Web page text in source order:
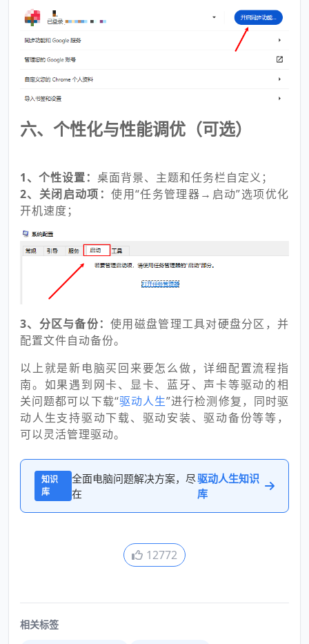
六、个性化与性能调优（可选）
1、个性设置： 桌面背景、主题和任务栏自定义；
2、关闭启动项：使用“任务管理器→启动”选项优化
开机速度；
3、分区与备份：使用磁盘管理工具对硬盘分区，并
配置文件自动备份。
以上就是新电脑买回来要怎么做，详细配置流程指
南。如果遇到网卡、显卡、蓝牙、声卡等驱动的相
关问题都可以下载“驱动人生”进行检测修复，同时驱
动人生支持驱动下载、驱动安装、驱动备份等等，
可以灵活管理驱动。
知识
库
全面电脑问题解决方案，尽
在
驱动人生知识
库
12772
相关标签